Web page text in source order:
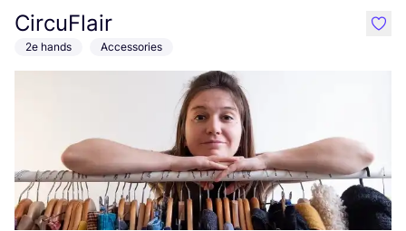
CircuFlair
2e hands Accessories
like